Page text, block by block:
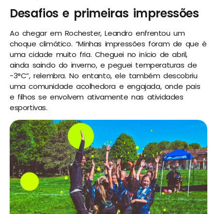
Desafios e primeiras impressões
Ao chegar em Rochester, Leandro enfrentou um
choque climático. “Minhas impressões foram de que é
uma cidade muito fria. Cheguei no início de abril,
ainda saindo do inverno, e peguei temperaturas de
-3°C”, relembra. No entanto, ele também descobriu
uma comunidade acolhedora e engajada, onde pais
e filhos se envolvem ativamente nas atividades
esportivas.